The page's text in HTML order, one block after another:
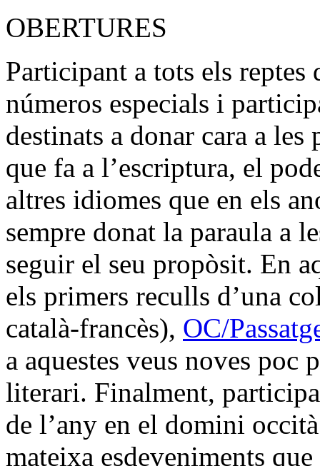
OBERTURES
Participant a tots els reptes
números especials i
destinats a donar cara a
que fa a l’escriptura, el
altres idiomes que en els
sempre donat la paraula a
seguir el seu propòsit. En
els primers reculls d’una
català-francès), OC/
a aquestes veus noves poc
literari. Finalment,
de l’any en el domini
mateixa esdeveniments